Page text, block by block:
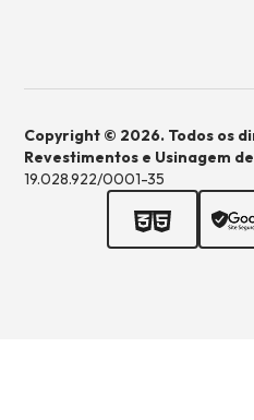
Copyright © 2026. Todos os
Revestimentos e Usinagem
19.028.922/0001-35